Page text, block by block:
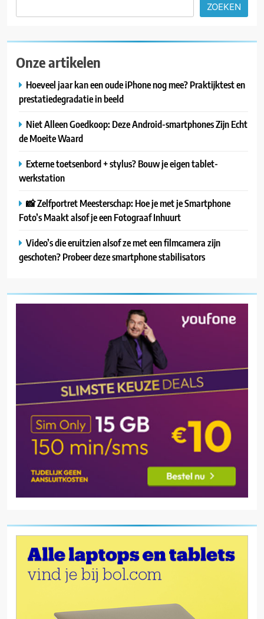
ZOEKEN
Onze artikelen
Hoeveel jaar kan een oude iPhone nog mee? Praktijktest en
prestatiedegradatie in beeld
Niet Alleen Goedkoop: Deze Android-smartphones Zijn Echt
de Moeite Waard
Externe toetsenbord + stylus? Bouw je eigen tablet-
werkstation
📸 Zelfportret Meesterschap: Hoe je met je Smartphone
Foto’s Maakt alsof je een Fotograaf Inhuurt
Video’s die eruitzien alsof ze met een filmcamera zijn
geschoten? Probeer deze smartphone stabilisators